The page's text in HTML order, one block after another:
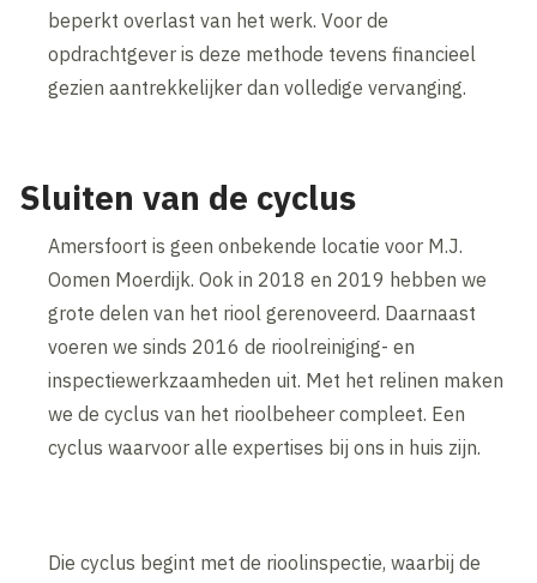
beperkt overlast van het werk. Voor de
opdrachtgever is deze methode tevens financieel
gezien aantrekkelijker dan volledige vervanging.
Sluiten van de cyclus
Amersfoort is geen onbekende locatie voor M.J.
Oomen Moerdijk. Ook in 2018 en 2019 hebben we
grote delen van het riool gerenoveerd. Daarnaast
voeren we sinds 2016 de rioolreiniging- en
inspectiewerkzaamheden uit. Met het relinen maken
we de cyclus van het rioolbeheer compleet. Een
cyclus waarvoor alle expertises bij ons in huis zijn.
Die cyclus begint met de rioolinspectie, waarbij de